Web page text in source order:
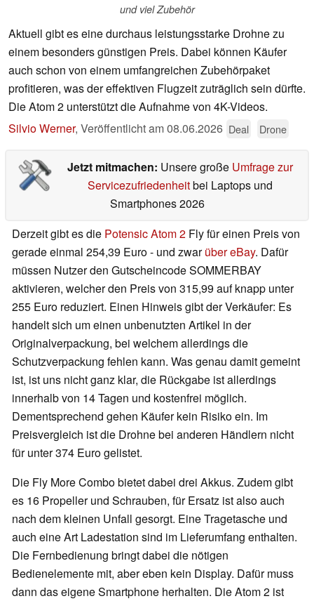
und viel Zubehör
Aktuell gibt es eine durchaus leistungsstarke Drohne zu
einem besonders günstigen Preis. Dabei können Käufer
auch schon von einem umfangreichen Zubehörpaket
profitieren, was der effektiven Flugzeit zuträglich sein dürfte.
Die Atom 2 unterstützt die Aufnahme von 4K-Videos.
Silvio Werner, Veröffentlicht am08.06.2026 Deal Drone
Jetzt mitmachen: Unsere große Umfrage zur
Servicezufriedenheitbei Laptops und
Smartphones 2026
Derzeit gibt es die Potensic Atom 2 Fly für einen Preis von
gerade einmal 254,39 Euro - und zwarüber eBay. Dafür
müssen Nutzer den Gutscheincode SOMMERBAY
aktivieren, welcher den Preis von 315,99 auf knapp unter
255 Euro reduziert. Einen Hinweis gibt der Verkäufer: Es
handelt sich um einen unbenutzten Artikel in der
Originalverpackung, bei welchem allerdings die
Schutzverpackung fehlen kann. Was genau damit gemeint
ist, ist uns nicht ganz klar, die Rückgabe ist allerdings
innerhalb von 14 Tagen und kostenfrei möglich.
Dementsprechend gehen Käufer kein Risiko ein. Im
Preisvergleich ist die Drohne bei anderen Händlern nicht
für unter 374 Euro gelistet.
Die Fly More Combo bietet dabei drei Akkus. Zudem gibt
es 16 Propeller und Schrauben, für Ersatz ist also auch
nach dem kleinen Unfall gesorgt. Eine Tragetasche und
auch eine Art Ladestation sind im Lieferumfang enthalten.
Die Fernbedienung bringt dabei die nötigen
Bedienelemente mit, aber eben kein Display. Dafür muss
dann das eigene Smartphone herhalten. Die Atom 2 ist